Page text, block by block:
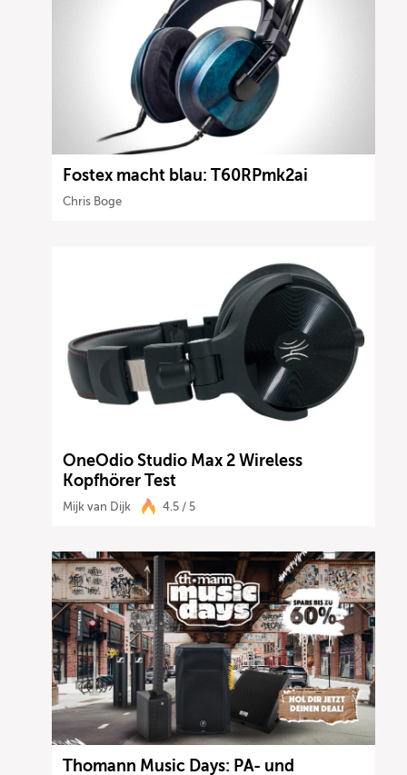
Fostex macht blau: T60RPmk2ai
Chris Boge
OneOdio Studio Max 2 Wireless
Kopfhörer Test
Mijk van Dijk 4.5 / 5
Thomann Music Days: PA- und